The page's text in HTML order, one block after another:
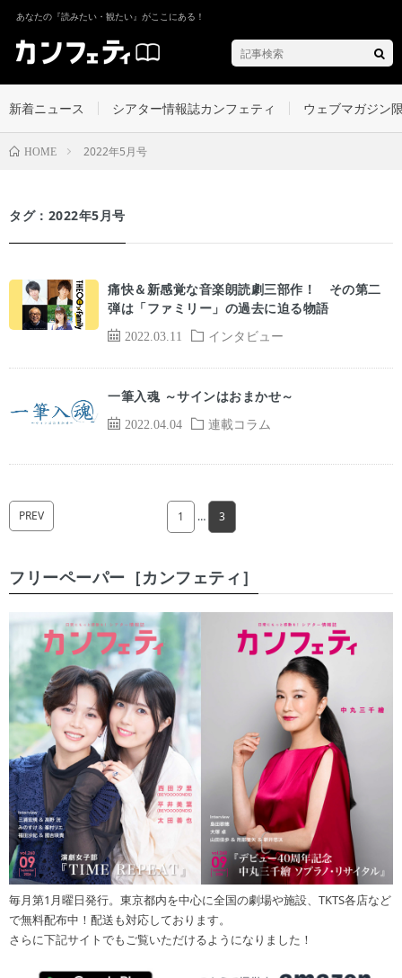
あなたの『読みたい・観たい』がここにある！
新着ニュース シアター情報誌カンフェティ ウェブマガジン
HOME 2022年5月号
タグ：2022年5月号
2022.03.11 インタビュー
痛快＆新感覚な音楽朗読劇三部作！ その第二
弾は「ファミリー」の過去に迫る物語
2022.04.04 連載コラム
一筆入魂 ～サインはおまかせ～
PREV 1 … 3
フリーペーパー［カンフェティ］
毎月第1月曜日発行。東京都内を中心に全国の劇場や施設、TKTS各店など
で無料配布中！配送も対応しております。
さらに下記サイトでもご覧いただけるようになりました！